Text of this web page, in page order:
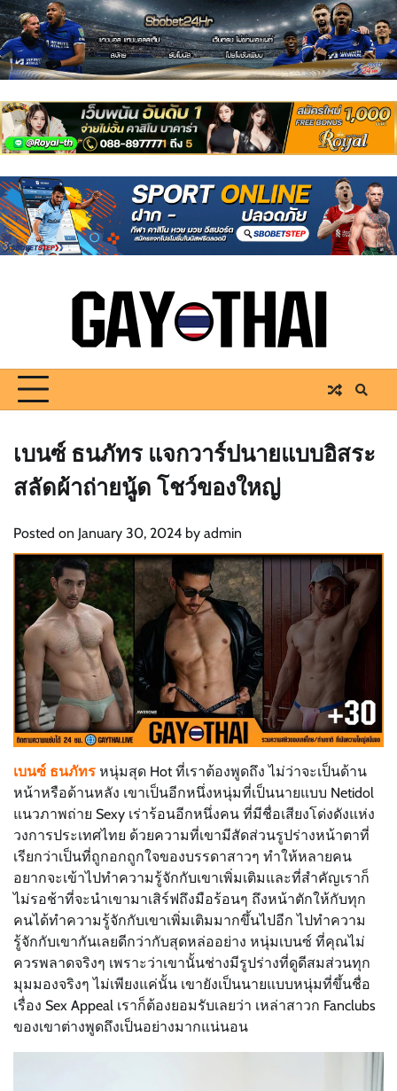
เบนซ์ ธนภัทร แจกวาร์ปนายแบบอิสระ
สลัดผ้าถ่ายนู้ด โชว์ของใหญ่
Posted on January 30, 2024 by admin
เบนซ์ ธนภัทร หนุ่มสุด Hot ที่เราต้องพูดถึง ไม่ว่าจะเป็นด้าน
หน้าหรือด้านหลัง เขาเป็นอีกหนึ่งหนุ่มที่เป็นนายแบบ Netidol
แนวภาพถ่าย Sexy เร่าร้อนอีกหนึ่งคน ที่มีชื่อเสียงโด่งดังแห่ง
วงการประเทศไทย ด้วยความที่เขามีสัดส่วนรูปร่างหน้าตาที่
เรียกว่าเป็นที่ถูกอกถูกใจของบรรดาสาวๆ ทำให้หลายคน
อยากจะเข้าไปทำความรู้จักกับเขาเพิ่มเติมและที่สำคัญเราก็
ไม่รอช้าที่จะนำเขามาเสิร์ฟถึงมือร้อนๆ ถึงหน้าตักให้กับทุก
คนได้ทำความรู้จักกับเขาเพิ่มเติมมากขึ้นไปอีก ไปทำความ
รู้จักกับเขากันเลยดีกว่ากับสุดหล่ออย่าง หนุ่มเบนซ์ ที่คุณไม่
ควรพลาดจริงๆ เพราะว่าเขานั้นช่างมีรูปร่างที่ดูดีสมส่วนทุก
มุมมองจริงๆ ไม่เพียงแค่นั้น เขายังเป็นนายแบบหนุ่มที่ขึ้นชื่อ
เรื่อง Sex Appeal เราก็ต้องยอมรับเลยว่า เหล่าสาวก Fanclubs
ของเขาต่างพูดถึงเป็นอย่างมากแน่นอน